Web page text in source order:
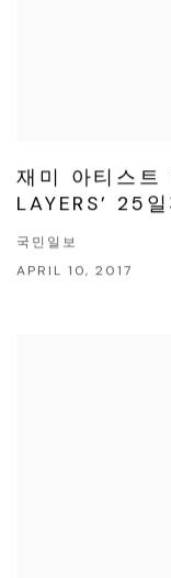
재미 아티스트
LAYERS’ 25
국민일보
APRIL 10, 2017